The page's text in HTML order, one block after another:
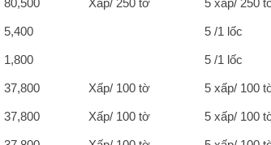
5,400 5 /1 lốc
1,800 5 /1 lốc
37,800 Xấp/ 100 tờ 5 xấp/ 100
37,800 Xấp/ 100 tờ 5 xấp/ 100